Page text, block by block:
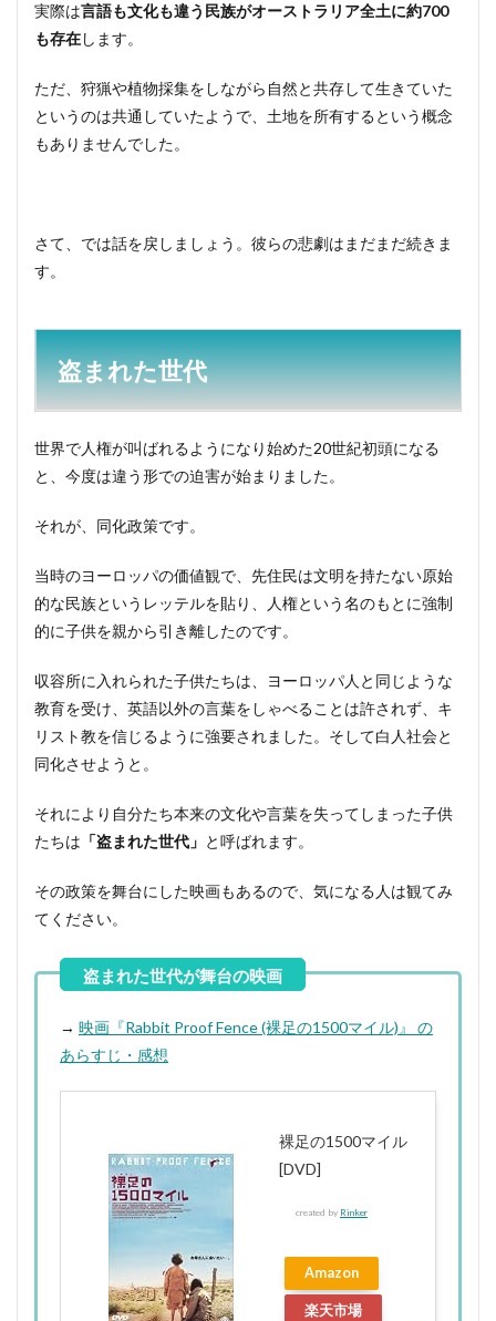
実際は言語も文化も違う民族がオーストラリア全土に約700
も存在します。
ただ、狩猟や植物採集をしながら自然と共存して生きていた
というのは共通していたようで、土地を所有するという概念
もありませんでした。
さて、では話を戻しましょう。彼らの悲劇はまだまだ続きま
す。
盗まれた世代
世界で人権が叫ばれるようになり始めた20世紀初頭になる
と、今度は違う形での迫害が始まりました。
それが、同化政策です。
当時のヨーロッパの価値観で、先住民は文明を持たない原始
的な民族というレッテルを貼り、人権という名のもとに強制
的に子供を親から引き離したのです。
収容所に入れられた子供たちは、ヨーロッパ人と同じような
教育を受け、英語以外の言葉をしゃべることは許されず、キ
リスト教を信じるように強要されました。そして白人社会と
同化させようと。
それにより自分たち本来の文化や言葉を失ってしまった子供
たちは 「盗まれた世代」 と呼ばれます。
その政策を舞台にした映画もあるので、気になる人は観てみ
てください。
→ 映画『Rabbit Proof Fence (裸足の1500マイル)』 の
あらすじ・感想
裸足の1500マイル
[DVD]
created by Rinker
Amazon
楽天市場